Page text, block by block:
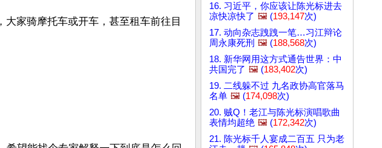
家骑摩托车或开车，甚至租车前往目
16. 习近平，你应该让陈光标进去
凉快凉快了 🖼️ (193,147次)
17. 动向杂志跩跩一笔…习江辩论
周永康死刑 🖼️ (188,568次)
18. 新华网用这方式通告世界：中
共国完了 🖼️ (183,402次)
19. 二线躲不过 九名政协高官落马
名单 🖼️ (174,098次)
20. 贼Q！老江与陈光标演唱歌曲
表情均超绝 🖼️ (172,342次)
21. 陈光标千人宴成二百五 只为老